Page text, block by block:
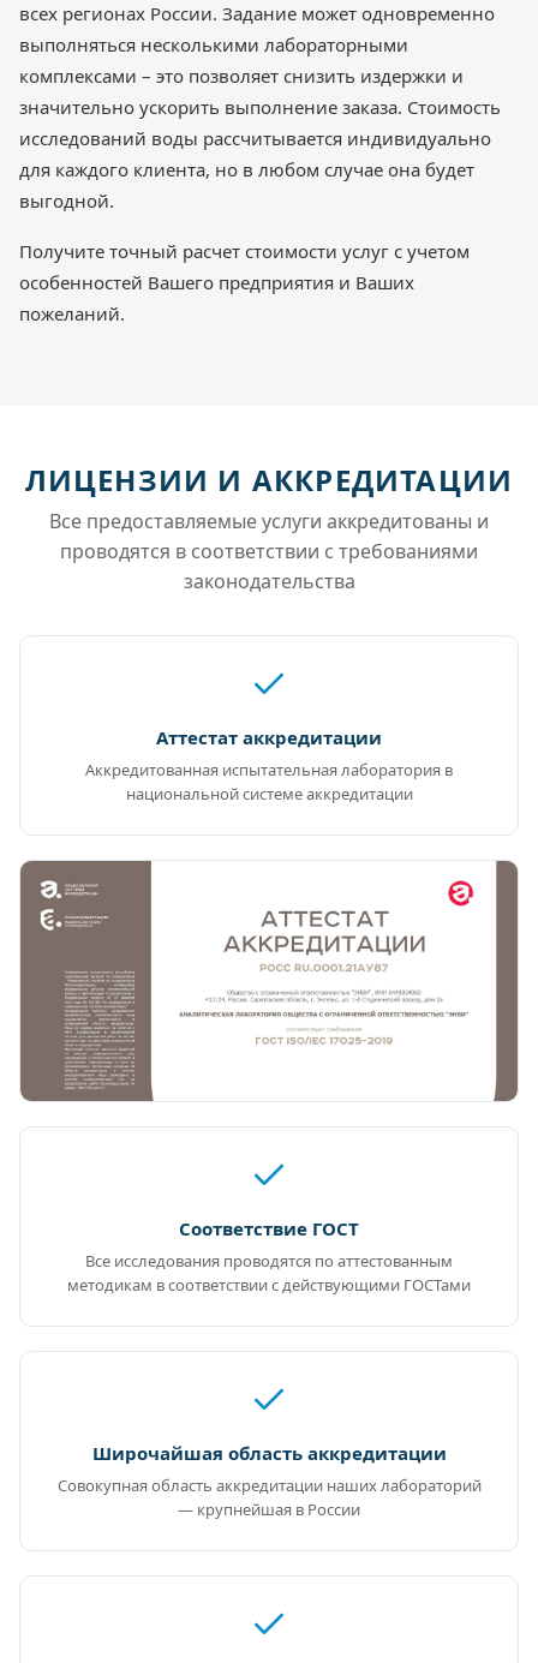
всех регионах России. Задание может одновременно
выполняться несколькими лабораторными
комплексами – это позволяет снизить издержки и
значительно ускорить выполнение заказа. Стоимость
исследований воды рассчитывается индивидуально
для каждого клиента, но в любом случае она будет
выгодной.
Получите точный расчет стоимости услуг с учетом
особенностей Вашего предприятия и Ваших
пожеланий.
ЛИЦЕНЗИИ И АККРЕДИТАЦИИ
Все предоставляемые услуги аккредитованы и
проводятся в соответствии с требованиями
законодательства
Аттестат аккредитации
Аккредитованная испытательная лаборатория в
национальной системе аккредитации
Соответствие ГОСТ
Все исследования проводятся по аттестованным
методикам в соответствии с действующими ГОСТами
Широчайшая область аккредитации
Совокупная область аккредитации наших лабораторий
— крупнейшая в России